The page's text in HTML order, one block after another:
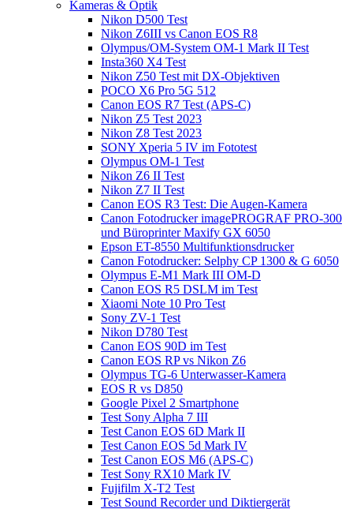
Kameras & Optik
Nikon D500 Test
Nikon Z6III vs Canon EOS R8
Olympus/OM-System OM-1 Mark II Test
Insta360 X4 Test
Nikon Z50 Test mit DX-Objektiven
POCO X6 Pro 5G 512
Canon EOS R7 Test (APS-C)
Nikon Z5 Test 2023
Nikon Z8 Test 2023
SONY Xperia 5 IV im Fototest
Olympus OM-1 Test
Nikon Z6 II Test
Nikon Z7 II Test
Canon EOS R3 Test: Die Augen-Kamera
Canon Fotodrucker imagePROGRAF PRO-300
und Büroprinter Maxify GX 6050
Epson ET-8550 Multifunktionsdrucker
Canon Fotodrucker: Selphy CP 1300 & G 6050
Olympus E-M1 Mark III OM-D
Canon EOS R5 DSLM im Test
Xiaomi Note 10 Pro Test
Sony ZV-1 Test
Nikon D780 Test
Canon EOS 90D im Test
Canon EOS RP vs Nikon Z6
Olympus TG-6 Unterwasser-Kamera
EOS R vs D850
Google Pixel 2 Smartphone
Test Sony Alpha 7 III
Test Canon EOS 6D Mark II
Test Canon EOS 5d Mark IV
Test Canon EOS M6 (APS-C)
Test Sony RX10 Mark IV
Fujifilm X-T2 Test
Test Sound Recorder und Diktiergerät